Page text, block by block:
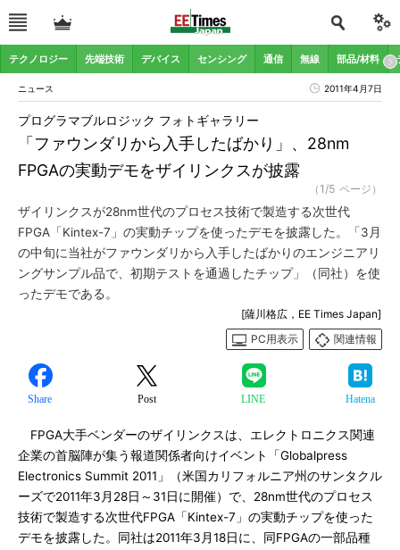
テクノロジー 先端技術 デバイス センシング 通信 無線 部品/材料
ニュース 2011年4月7日
「ファウンダリから入手したばかり」、28nm
FPGAの実動デモをザイリンクスが披露
プログラマブルロジック フォトギャラリー
（1/5 ページ）
ザイリンクスが28nm世代のプロセス技術で製造する次世代
FPGA「Kintex-7」の実動チップを使ったデモを披露した。「3月
の中旬に当社がファウンダリから入手したばかりのエンジニアリ
ングサンプル品で、初期テストを通過したチップ」（同社）を使
ったデモである。
[薩川格広，EE Times Japan]
PC用表示
関連情報
Share Post LINE Hatena
FPGA大手ベンダーのザイリンクスは、エレクトロニクス関連
企業の首脳陣が集う報道関係者向けイベント「Globalpress
Electronics Summit 2011」（米国カリフォルニア州のサンタクル
ーズで2011年3月28日～31日に開催）で、28nm世代のプロセス
技術で製造する次世代FPGA「Kintex-7」の実動チップを使った
デモを披露した。同社は2011年3月18日に、同FPGAの一部品種